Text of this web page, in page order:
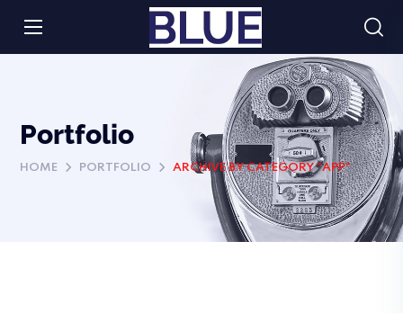
Portfolio
HOME PORTFOLIO ARCHIVE BY CATEGORY "APP"